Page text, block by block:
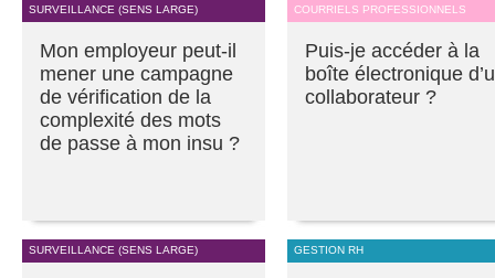
SURVEILLANCE (SENS LARGE)
Mon employeur peut-il
mener une campagne
de vérification de la
complexité des mots
de passe à mon insu ?
COURRIELS PROFESSIONNELS
Puis-je accéder à la
boîte électronique
collaborateur ?
SURVEILLANCE (SENS LARGE) GESTION RH